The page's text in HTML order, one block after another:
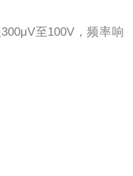
至100V，频率响